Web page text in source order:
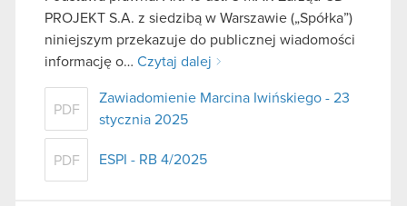
PROJEKT S.A. z siedzibą w Warszawie („Spółka”)
niniejszym przekazuje do publicznej wiadomości
informację o… Czytaj dalej
PDF
Zawiadomienie Marcina Iwińskiego - 23
stycznia 2025
PDF ESPI - RB 4/2025